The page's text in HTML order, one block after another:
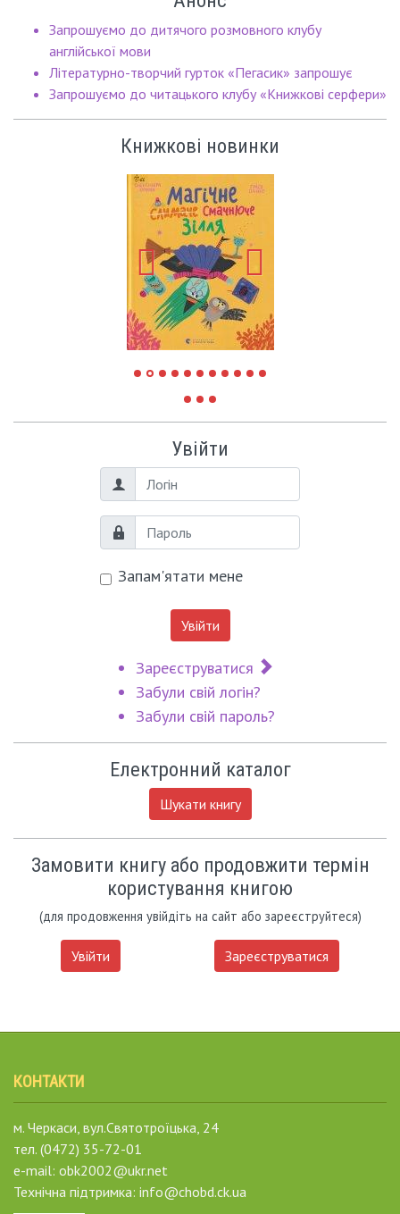
Запрошуємо до дитячого розмовного клубу
англійської мови
Літературно-творчий гурток «Пегасик» запрошує
Запрошуємо до читацького клубу «Книжкові серфери»
Книжкові новинки
Увійти
Логін
Пароль
Запам'ятати мене
Увійти
Зареєструватися
Забули свій логін?
Забули свій пароль?
Електронний каталог
Шукати книгу
Замовити книгу або продовжити термін
користування книгою
(для продовження увійдіть на сайт або зареєструйтеся)
Увійти Зареєструватися
КОНТАКТИ
м. Черкаси, вул.Святотроїцька, 24
тел. (0472) 35-72-01
e-mail: obk2002@ukr.net
Технічна підтримка: info@chobd.ck.ua